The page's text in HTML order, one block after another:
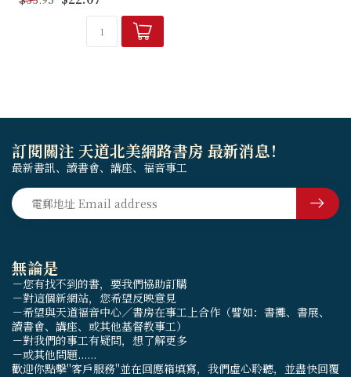
（exegesis）與釋經
（exposition）並重。一方
面詳細研究原文詞、時代背景
無論是
－您有找不到的書，要我們協助訂購
－對這個新網站，您希望反映意見
－希望與天道福音中心／書房在事工上合作（譬如：書攤、書展、
讀書會、講座、或其他基督教事工）
－對我們的事工有疑問，想了解更多
－或其他問題......
歡迎你點擊"客戶服務"並在回應箱填寫，我們虛心聆聽，並盡快回覆
訂閱關注 天道北美網路書房 最新消息！
最新書訊、讀書會、講座、福音事工